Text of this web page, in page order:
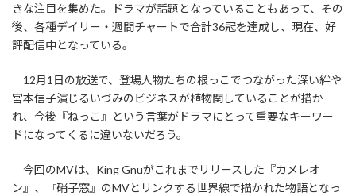
きな注目を集めた。ドラマが話題となっていることもあって、その
後、各種デイリー・週間チャートで合計36冠を達成し、現在、好
評配信中となっている。
12月1日の放送で、登場人物たちの根っこでつながった深い絆や
宮本信子演じるいづみのビジネスが植物関していることが描か
れ、今後『ねっこ』という言葉がドラマにとって重要なキーワー
ドになってくるに違いないだろう。
今回のMVは、King Gnuがこれまでリリースした『カメレオ
ン』、『硝子窓』のMVとリンクする世界線で描かれた物語となっ